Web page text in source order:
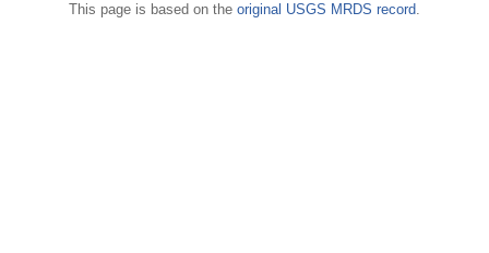
This page is based on the original USGS MRDS record.